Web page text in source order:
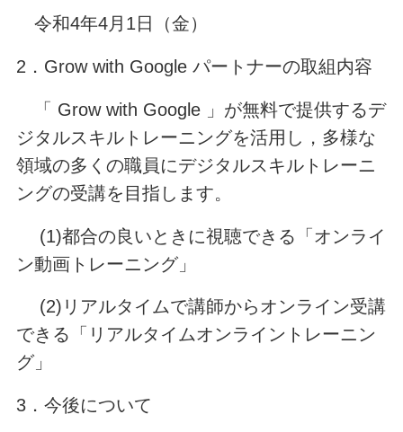
令和4年4月1日（金）
2．Grow with Google パートナーの取組内容
「 Grow with Google 」が無料で提供するデ
ジタルスキルトレーニングを活用し，多様な
領域の多くの職員にデジタルスキルトレーニ
ングの受講を目指します。
(1)都合の良いときに視聴できる「オンライ
ン動画トレーニング」
(2)リアルタイムで講師からオンライン受講
できる「リアルタイムオンライントレーニン
グ」
3．今後について